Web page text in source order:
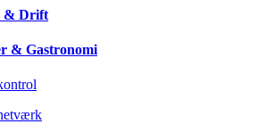
& Drift
& Gastronomi